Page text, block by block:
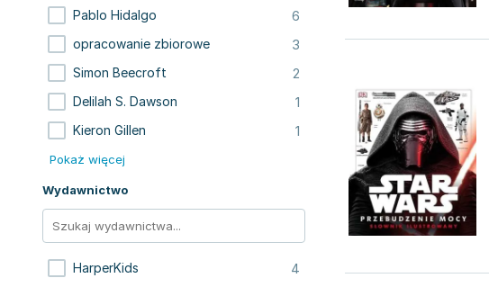
Pablo Hidalgo 6
opracowanie zbiorowe 3
Simon Beecroft 2
Delilah S. Dawson 1
Kieron Gillen 1
Pokaż więcej
Wydawnictwo
HarperKids 4